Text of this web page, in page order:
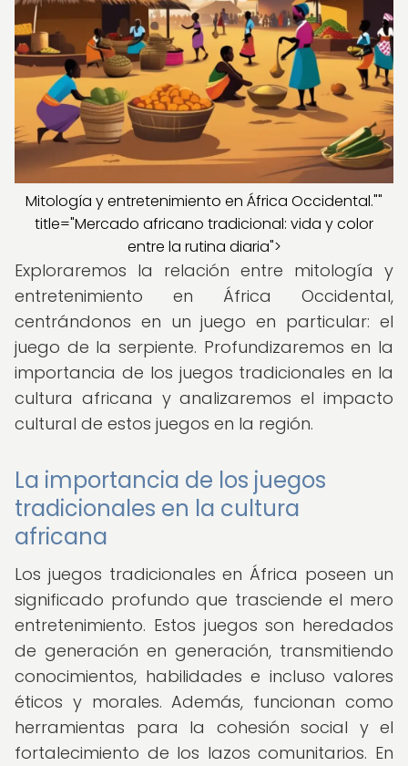
Mitología y entretenimiento en África Occidental.""
title="Mercado africano tradicional: vida y color
entre la rutina diaria">
Exploraremos la relación entre mitología y
entretenimiento en África Occidental,
centrándonos en un juego en particular: el
juego de la serpiente. Profundizaremos en la
importancia de los juegos tradicionales en la
cultura africana y analizaremos el impacto
cultural de estos juegos en la región.
La importancia de los juegos
tradicionales en la cultura
africana
Los juegos tradicionales en África poseen un
significado profundo que trasciende el mero
entretenimiento. Estos juegos son heredados
de generación en generación, transmitiendo
conocimientos, habilidades e incluso valores
éticos y morales. Además, funcionan como
herramientas para la cohesión social y el
fortalecimiento de los lazos comunitarios. En